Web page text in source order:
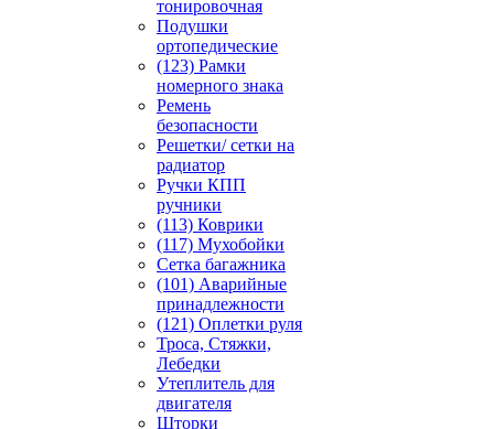
тонировочная
Подушки
ортопедические
(123) Рамки
номерного знака
Ремень
безопасности
Решетки/ сетки на
радиатор
Ручки КПП
ручники
(113) Коврики
(117) Мухобойки
Сетка багажника
(101) Аварийные
принадлежности
(121) Оплетки руля
Троса, Стяжки,
Лебедки
Утеплитель для
двигателя
Шторки